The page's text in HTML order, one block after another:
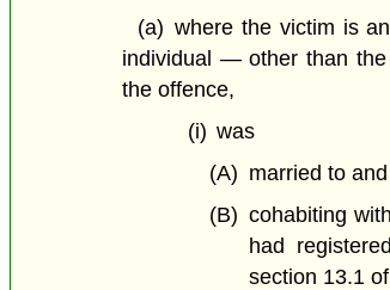
(a) where the victim is
individual — other than
the offence,
(i) was
(A) married to
(B) cohabiting
had
section 13.1 of